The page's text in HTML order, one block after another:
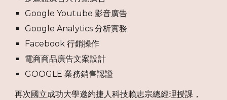
Google Youtube 影音廣告
Google Analytics 分析實務
Facebook 行銷操作
電商商品廣告文案設計
GOOGLE 業務銷售認證
再次國立成功大學邀約捷人科技賴志宗總經理授課，